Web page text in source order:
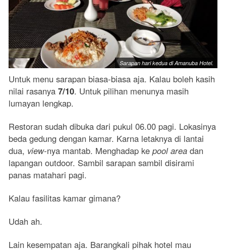
Sarapan hari kedua di Amanuba Hotel.
Untuk menu sarapan biasa-biasa aja. Kalau boleh kasih
nilai rasanya 7/10. Untuk pilihan menunya masih
lumayan lengkap.
Restoran sudah dibuka dari pukul 06.00 pagi. Lokasinya
beda gedung dengan kamar. Karna letaknya di lantai
dua, view-nya mantab. Menghadap ke pool area dan
lapangan outdoor. Sambil sarapan sambil disirami
panas matahari pagi.
Kalau fasilitas kamar gimana?
Udah ah.
Lain kesempatan aja. Barangkali pihak hotel mau